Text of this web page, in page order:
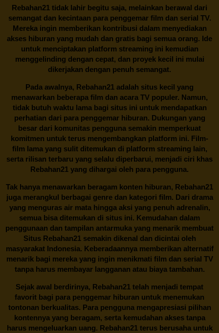
Rebahan21 tidak lahir begitu saja, melainkan berawal dari
semangat dan kecintaan para penggemar film dan serial TV.
Mereka ingin memberikan kontribusi dalam menyediakan
akses hiburan yang mudah dan gratis bagi semua orang. Ide
untuk menciptakan platform streaming ini kemudian
menggelinding dengan cepat, dan proyek kecil ini mulai
dikerjakan dengan penuh semangat.
Pada awalnya, Rebahan21 adalah situs kecil yang
menawarkan beberapa film dan acara TV populer. Namun,
tidak butuh waktu lama bagi situs ini untuk mendapatkan
perhatian dari para penggemar hiburan. Dukungan yang
besar dari komunitas pengguna semakin memperkuat
komitmen untuk terus mengembangkan platform ini. Film-
film lama yang sulit ditemukan di platform streaming lain,
serta rilisan terbaru yang selalu diperbarui, menjadi ciri khas
Rebahan21 yang dihargai oleh para pengguna.
Tak hanya menawarkan beragam konten hiburan, Rebahan21
juga merangkul berbagai genre dan kategori film. Dari drama
yang menguras air mata hingga aksi yang penuh adrenalin,
semua bisa ditemukan di situs ini. Kemudahan dalam
penggunaan dan tampilan antarmuka yang menarik membuat
Situs Rebahan21semakin dikenal dan dicintai oleh
masyarakat Indonesia. Keberadaannya memberikan alternatif
menarik bagi mereka yang ingin menikmati film dan serial TV
tanpa harus membayar langganan atau biaya tambahan.
Sejak awal berdirinya, Rebahan21 telah menjadi tempat
favorit bagi para penggemar hiburan untuk menemukan
tontonan berkualitas. Para pengguna mengapresiasi pilihan
kontennya yang beragam, serta kemudahan akses tanpa
harus mengeluarkan uang. Rebahan21terus berusaha untuk